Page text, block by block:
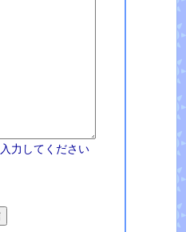
力してください